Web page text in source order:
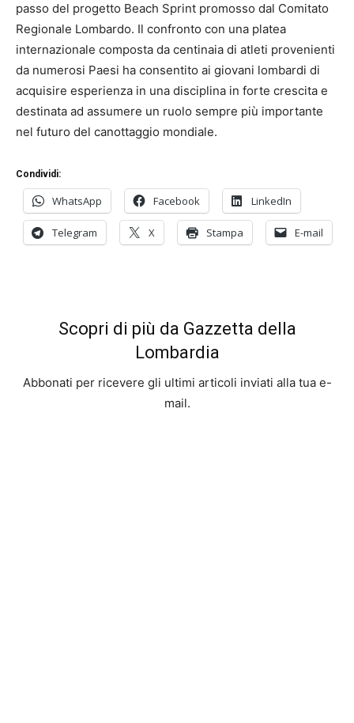
passo del progetto Beach Sprint promosso dal Comitato
Regionale Lombardo. Il confronto con una platea
internazionale composta da centinaia di atleti provenienti
da numerosi Paesi ha consentito ai giovani lombardi di
acquisire esperienza in una disciplina in forte crescita e
destinata ad assumere un ruolo sempre più importante
nel futuro del canottaggio mondiale.
Condividi:
WhatsApp Facebook LinkedIn
Telegram X Stampa E-mail
Scopri di più da Gazzetta della
Lombardia
Abbonati per ricevere gli ultimi articoli inviati alla tua e-
mail.